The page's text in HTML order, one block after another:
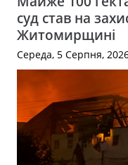
суд став на
Житомирщині
Середа, 5 Серпня,